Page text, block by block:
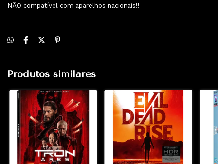
NÃO compatível com aparelhos nacionais!!
Produtos similares